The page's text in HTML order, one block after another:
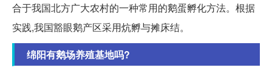
合于我国北方广大农村的一种常用的鹅蛋孵化方法。根据
实践,我国豁眼鹅产区采用炕孵与摊床结。
绵阳有鹅场养殖基地吗?